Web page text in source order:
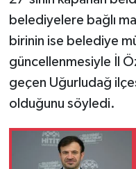
belediyelere bağlı
birinin ise belediye
güncellenmesiyle İl
geçen Uğurludağ
olduğunu söyledi.